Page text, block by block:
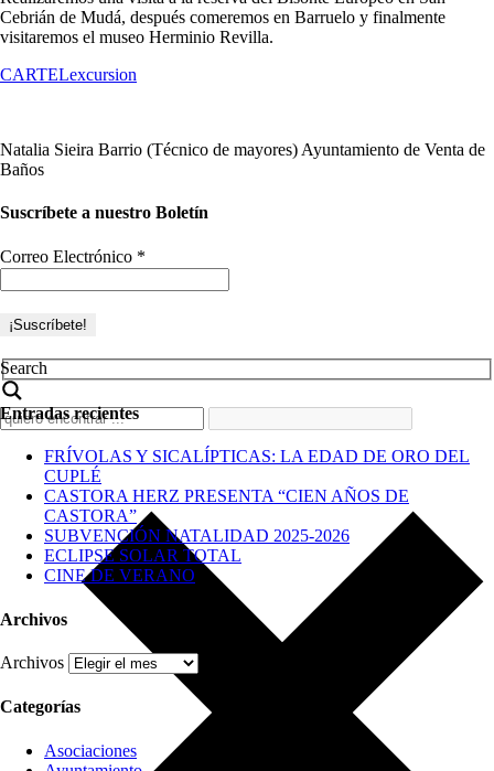
Cebrián de Mudá, después comeremos en Barruelo y finalmente
visitaremos el museo Herminio Revilla.
CARTELexcursion
Natalia Sieira Barrio (Técnico de mayores) Ayuntamiento de Venta de
Baños
Suscríbete a nuestro Boletín
Correo Electrónico *
Search
Entradas recientes
FRÍVOLAS Y SICALÍPTICAS: LA EDAD DE ORO DEL
CUPLÉ
CASTORA HERZ PRESENTA “CIEN AÑOS DE
CASTORA”
SUBVENCIÓN NATALIDAD 2025-2026
ECLIPSE SOLAR TOTAL
CINE DE VERANO
Archivos
Archivos
Categorías
Asociaciones